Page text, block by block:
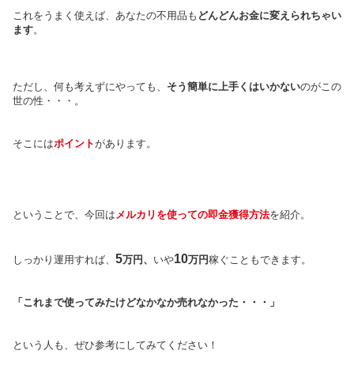
これをうまく使えば、あなたの不用品も どんどんお金に変えられちゃい
ます。
ただし、何も考えずにやっても、 そう簡単に上手くはいかないのがこの
世の性・・・。
そこにはポイントがあります。
ということで、今回はメルカリを使っての即金獲得方法を紹介。
しっかり運用すれば、 5万円、 いや10万円稼ぐこともできます。
「これまで使ってみたけどなかなか売れなかった・・・」
という人も、ぜひ参考にしてみてください！